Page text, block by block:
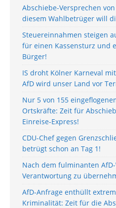
Abschiebe-Versprechen
diesem Wahlbetrüger will
Steuereinnahmen steigen
für einen Kassensturz und
Bürger!
IS droht Kölner Karneval
AfD wird unser Land vor
Nur 5 von 155
Ortskräfte: Zeit für
Einreise-Express!
CDU-Chef gegen
betrügt schon an Tag 1!
Nach dem fulminanten
Verantwortung zu
AfD-Anfrage enthüllt
Kriminalität: Zeit für die